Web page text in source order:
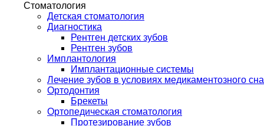
Стоматология
Детская стоматология
Диагностика
Рентген детских зубов
Рентген зубов
Имплантология
Имплантационные системы
Лечение зубов в условиях медикаментозного сна
Ортодонтия
Брекеты
Ортопедическая стоматология
Протезирование зубов